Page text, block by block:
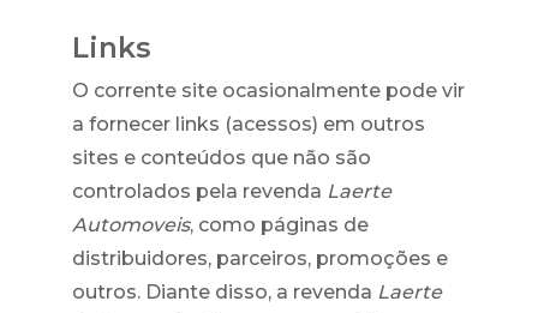
Links
O corrente site ocasionalmente pode vir
a fornecer links (acessos) em outros
sites e conteúdos que não são
controlados pela revenda Laerte
Automoveis, como páginas de
distribuidores, parceiros, promoções e
outros. Diante disso, a revenda Laerte